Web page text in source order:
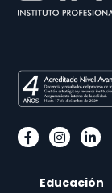
Educación